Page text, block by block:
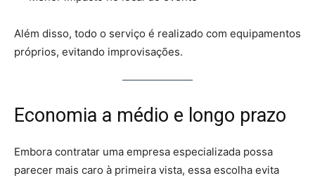
Além disso, todo o serviço é realizado com equipamentos
próprios, evitando improvisações.
Economia a médio e longo prazo
Embora contratar uma empresa especializada possa
parecer mais caro à primeira vista, essa escolha evita